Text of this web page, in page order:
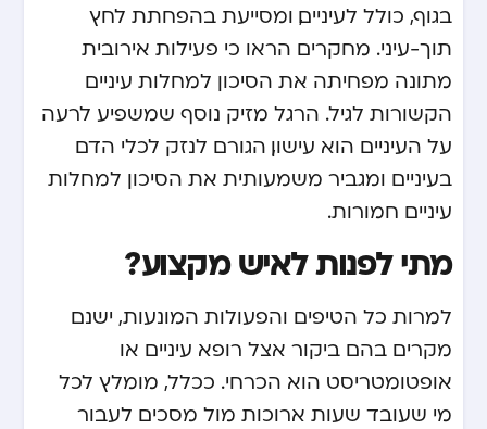
בגוף, כולל לעיניים, ומסייעת בהפחתת לחץ
תוך-עיני. מחקרים הראו כי פעילות אירובית
מתונה מפחיתה את הסיכון למחלות עיניים
הקשורות לגיל. הרגל מזיק נוסף שמשפיע לרעה
על העיניים הוא עישון, הגורם לנזק לכלי הדם
בעיניים ומגביר משמעותית את הסיכון למחלות
עיניים חמורות.
מתי לפנות לאיש מקצוע?
למרות כל הטיפים והפעולות המונעות, ישנם
מקרים בהם ביקור אצל רופא עיניים או
אופטומטריסט הוא הכרחי. ככלל, מומלץ לכל
מי שעובד שעות ארוכות מול מסכים לעבור